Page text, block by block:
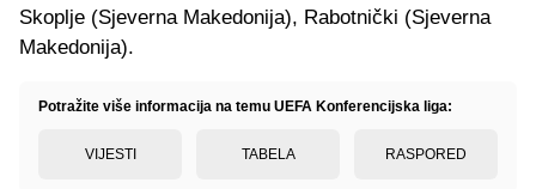
Skoplje (Sjeverna Makedonija), Rabotnički (Sjeverna
Makedonija).
Potražite više informacija na temu UEFA Konferencijska liga:
VIJESTI TABELA RASPORED